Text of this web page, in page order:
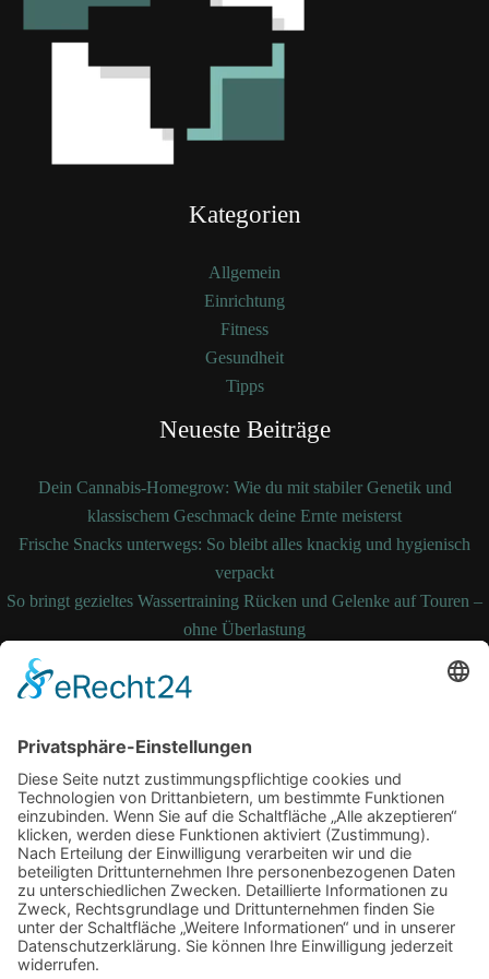
Kategorien
Allgemein
Einrichtung
Fitness
Gesundheit
Tipps
Neueste Beiträge
Dein Cannabis-Homegrow: Wie du mit stabiler Genetik und
klassischem Geschmack deine Ernte meisterst
Frische Snacks unterwegs: So bleibt alles knackig und hygienisch
verpackt
So bringt gezieltes Wassertraining Rücken und Gelenke auf Touren –
ohne Überlastung
So bleibt Ihre Bettdecke auch nach Jahren noch formstabil und
temperaturausgleichend
und durchsetzen
Schlagwörter
Alltag Arbeitsplatz Digital Erkältung Fitness
Gesundheit Grossstadt Hautpflege joggen Kampfkunst laufen
Lauftherapie Mariendistel Menthal Motivation NEM Praxis Sling Trainer
Sport
Stress
Therapie Tipps Training Verein Vitalität Wasserbett Winter